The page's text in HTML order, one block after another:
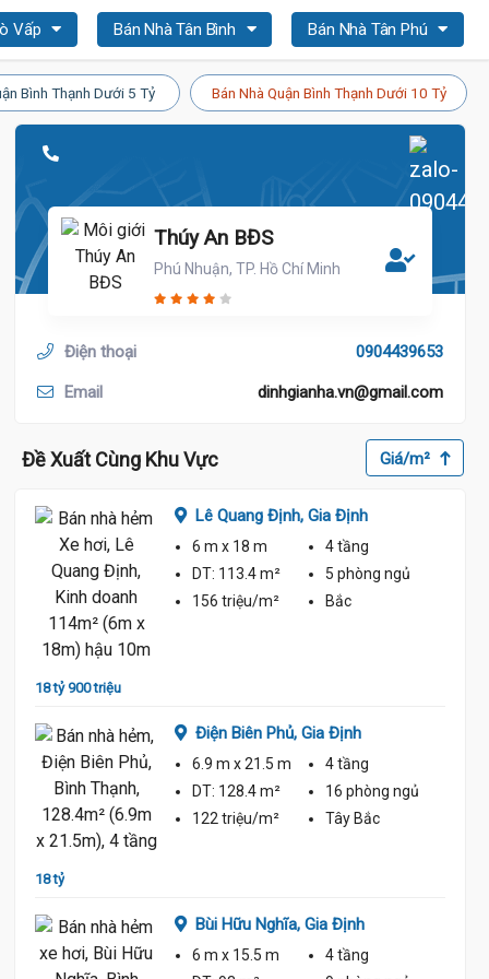
Vấp Bán Nhà Tân Bình Bán Nhà Tân Phú
Bình Thạnh Dưới 5 Tỷ Bán Nhà Quận Bình Thạnh Dưới 10 Tỷ
18.8 Tỷ
Thúy An BĐS
Phú Nhuận, TP. Hồ Chí Minh
Điện thoại 0904439653
Email dinhgianha.vn@gmail.com
Đề Xuất Cùng Khu Vực Giá/m²
18 tỷ 900 triệu
Lê Quang Định, Gia Định
6 m x 18 m
4 tầng
DT: 113.4 m² 5 phòng ngủ
156 triệu/m²
Bắc
18 tỷ
Điện Biên Phủ, Gia Định
6.9 m x 21.5 m
4 tầng
DT: 128.4 m² 16 phòng ngủ
122 triệu/m²
Tây Bắc
Bùi Hữu Nghĩa, Gia Định
6 m x 15.5 m
4 tầng